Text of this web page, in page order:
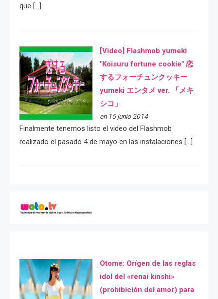
que […]
[Video] Flashmob yumeki
"Koisuru fortune cookie" 恋
するフォーチュンクッキー
yumeki エンタメ ver. 「メキ
シコ」
en 15 junio 2014
Finalmente tenemos listo el video del Flashmob
realizado el pasado 4 de mayo en las instalaciones […]
Otome: Orígen de las reglas
idol del «renai kinshi»
(prohibición del amor) para